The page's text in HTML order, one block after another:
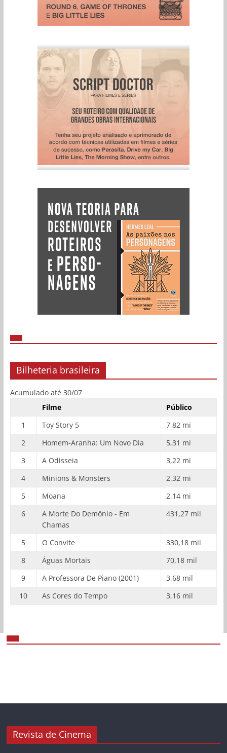
Bilheteria brasileira
Acumulado até 30/07
Filme
Público
1
Toy Story 5
7,82 mi
2
Homem-Aranha: Um Novo Dia
5,31 mi
3
A Odisseia
3,22 mi
4
Minions & Monsters
2,32 mi
5
Moana
2,14 mi
6
A Morte Do Demônio - Em
Chamas
431,27 mil
5 O Convite
330,18 mil
8
Águas Mortais
70,18 mil
9
A Professora De Piano (2001)
3,68 mil
10
As Cores do Tempo 3,16 mil
Revista de Cinema